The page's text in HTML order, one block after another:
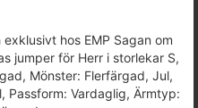
hos EMP Sagan om
jumper för Herr i storlekar S,
Mönster: Flerfärgad, Jul,
Passform: Vardaglig, Ärmtyp: